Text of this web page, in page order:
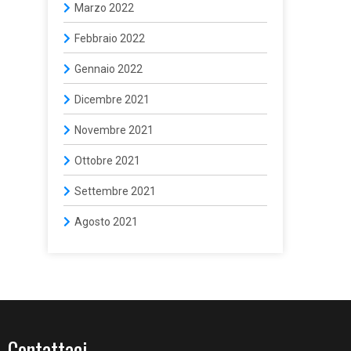
Marzo 2022
Febbraio 2022
Gennaio 2022
Dicembre 2021
Novembre 2021
Ottobre 2021
Settembre 2021
Agosto 2021